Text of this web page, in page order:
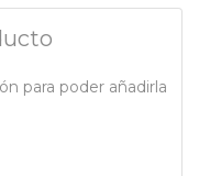
para poder añadirla